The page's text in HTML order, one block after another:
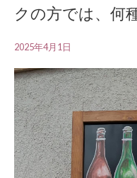
クの方では、何
2025年4月1日